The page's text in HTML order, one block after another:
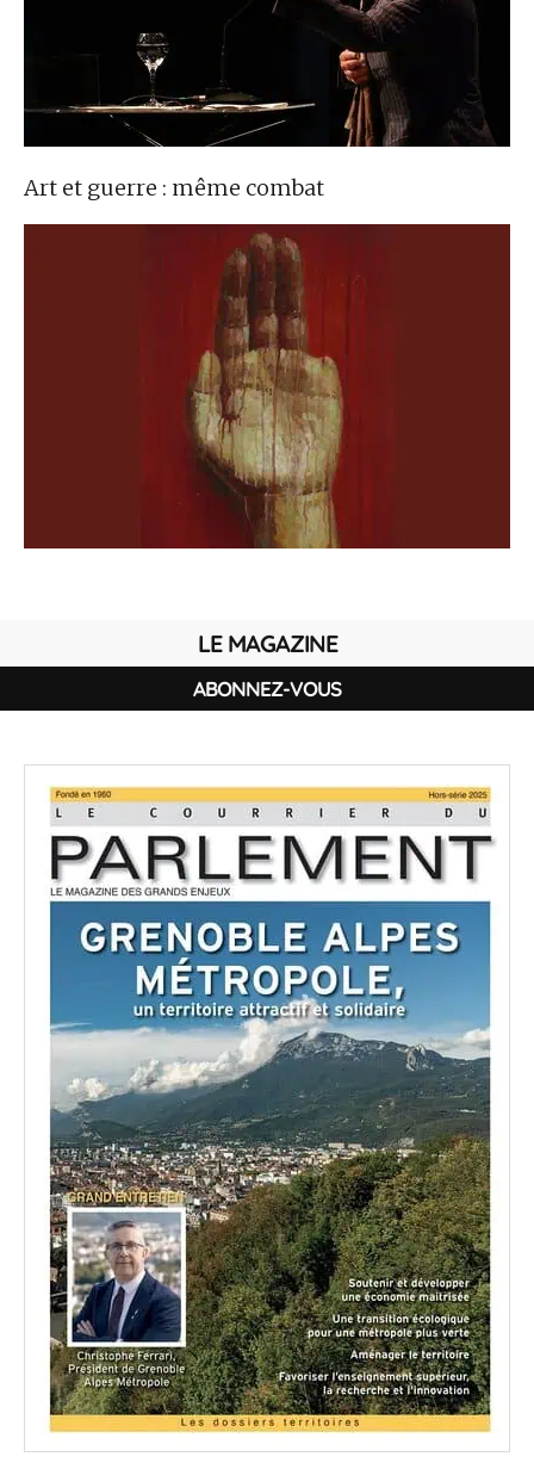
Art et guerre : même combat
LE MAGAZINE
ABONNEZ-VOUS